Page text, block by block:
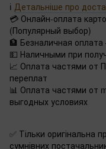
ℹ️ Детальніше про
💳 Онлайн-оплата
(Популярный выбор)
🏦 Безналичная
💵 Наличными при
📈 Оплата частями от
переплат
📊 Оплата частями от
выгодных условиях
✅ Тільки оригінальна
сумнівних